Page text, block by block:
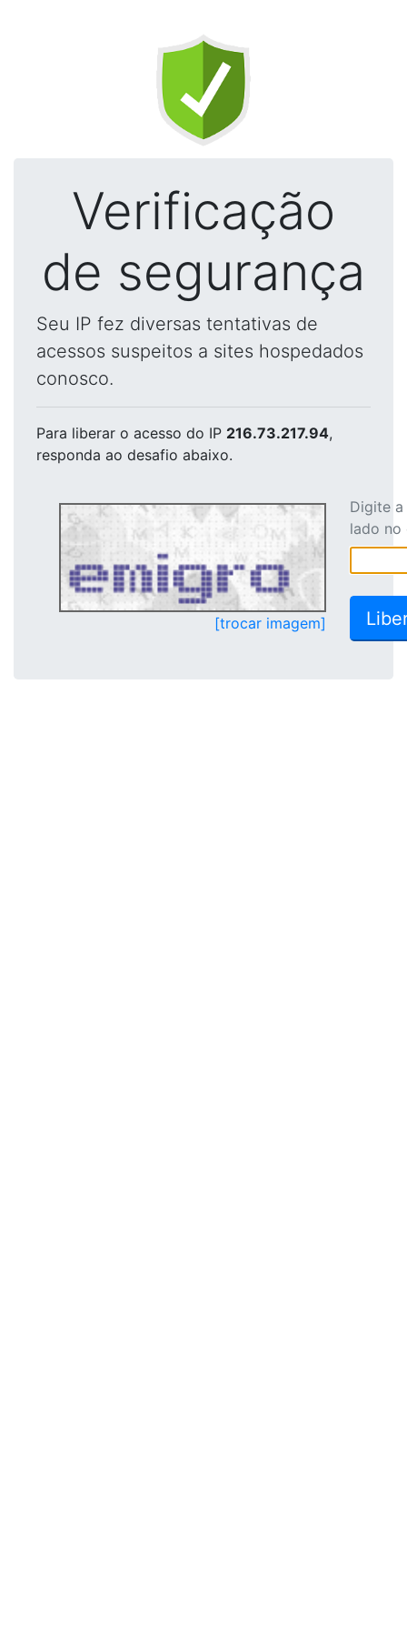
Verificação
de segurança
Seu IP fez diversas tentativas de
acessos suspeitos a sites hospedados
conosco.
Para liberar o acesso do IP 216.73.217.94,
responda ao desafio abaixo.
[trocar imagem]
Digite
lado no